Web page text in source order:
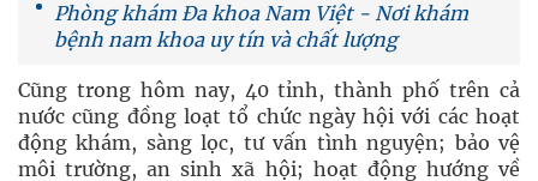
Phòng khám Đa khoa Nam Việt - Nơi khám
bệnh nam khoa uy tín và chất lượng
Cũng trong hôm nay, 40 tỉnh, thành phố trên cả
nước cũng đồng loạt tổ chức ngày hội với các hoạt
động khám, sàng lọc, tư vấn tình nguyện; bảo vệ
môi trường, an sinh xã hội; hoạt động hướng về